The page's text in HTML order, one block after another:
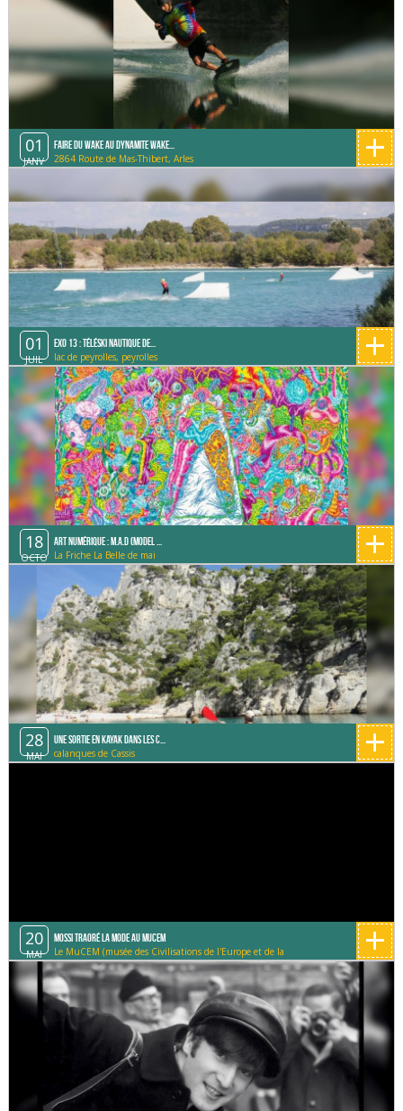
01
JANV
Faire du Wake au Dynamite Wake...
2864 Route de Mas-Thibert, Arles +
01
JUIL
Exo 13 : Téléski Nautique de...
lac de peyrolles, peyrolles +
18
OCTO
Art Numérique : M.A.D (Model ...
La Friche La Belle de mai +
28
MAI
Une sortie en Kayak dans les C...
calanques de Cassis +
20
MAI
Mossi Traoré la mode au Mucem
Le MuCEM (musée des Civilisations de l'Europe et de la
Méditerranée)
+